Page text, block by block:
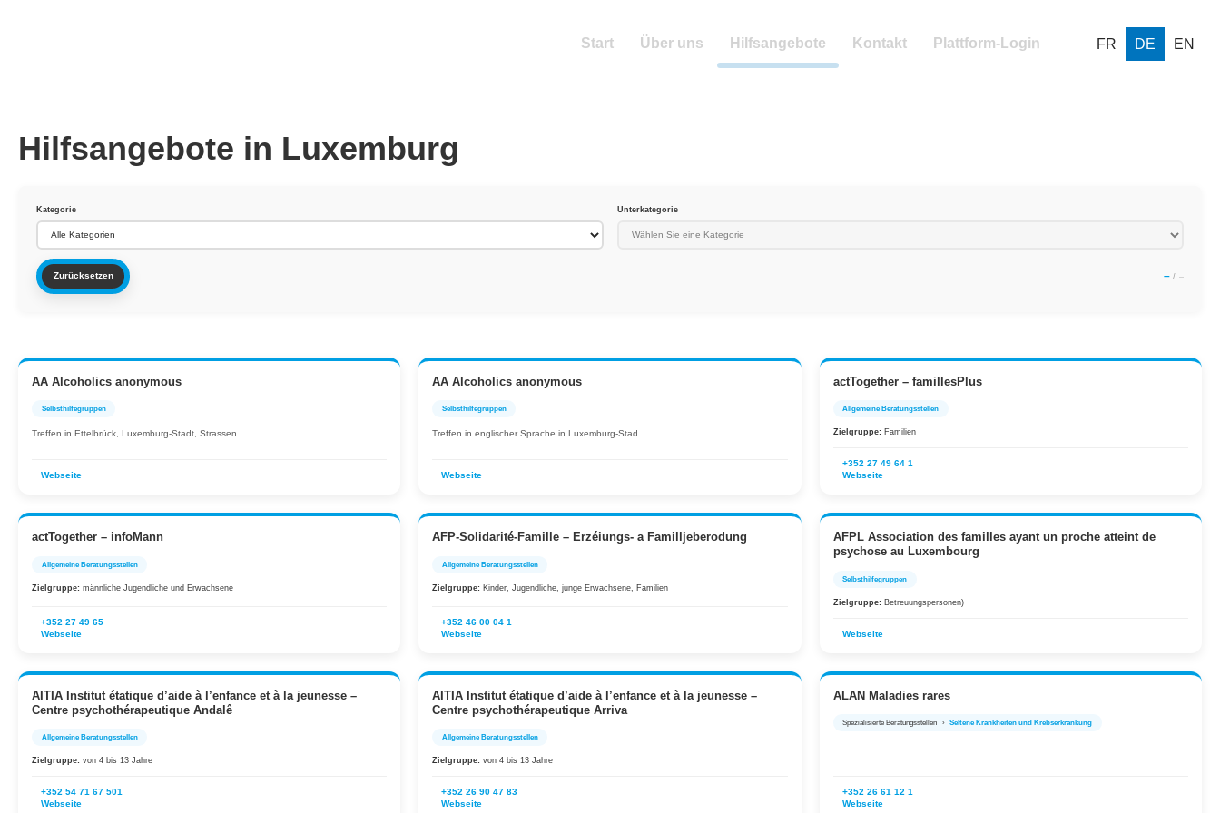
Start Über uns Hilfsangebote Kontakt Plattform-Login FR DE EN
Hilfsangebote in Luxemburg
Kategorie Unterkategorie
Zurücksetzen – / –
AA Alcoholics anonymous
Selbsthilfegruppen
Treffen in Ettelbrück, Luxemburg-Stadt, Strassen
Webseite
AA Alcoholics anonymous
Selbsthilfegruppen
Treffen in englischer Sprache in Luxemburg-Stad
Webseite
actTogether – famillesPlus
Allgemeine Beratungsstellen
Zielgruppe:Familien
+352 27 49 64 1
Webseite
actTogether – infoMann
Allgemeine Beratungsstellen
Zielgruppe: männliche Jugendliche und Erwachsene
+352 27 49 65
Webseite
AFP-Solidarité-Famille – Erzéiungs- a Familljeberodung
Allgemeine Beratungsstellen
Zielgruppe: Kinder, Jugendliche, junge Erwachsene, Familien
+352 46 00 04 1
Webseite
AFPL Association des familles ayant un proche atteint de
psychose au Luxembourg
Selbsthilfegruppen
Zielgruppe:Betreuungspersonen)
Webseite
AITIA Institut étatique d’aide à l’enfance et à la jeunesse –
Centre psychothérapeutique Andalê
Allgemeine Beratungsstellen
Zielgruppe: von 4 bis 13 Jahre
+352 54 71 67 501
Webseite
AITIA Institut étatique d’aide à l’enfance et à la jeunesse –
Centre psychothérapeutique Arriva
Allgemeine Beratungsstellen
Zielgruppe: von 4 bis 13 Jahre
+352 26 90 47 83
Webseite
ALAN Maladies rares
Spezialisierte Beratungsstellen › Seltene Krankheiten und Krebserkrankung
+352 26 61 12 1
Webseite